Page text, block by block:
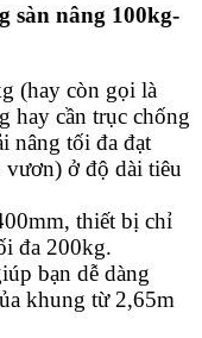
sàn nâng 100kg-
(hay còn gọi là
hay cần trục chống
nâng tối đa đạt
ở độ dài tiêu
thiết bị chỉ
đa 200kg.
bạn dễ dàng
khung từ 2,65m